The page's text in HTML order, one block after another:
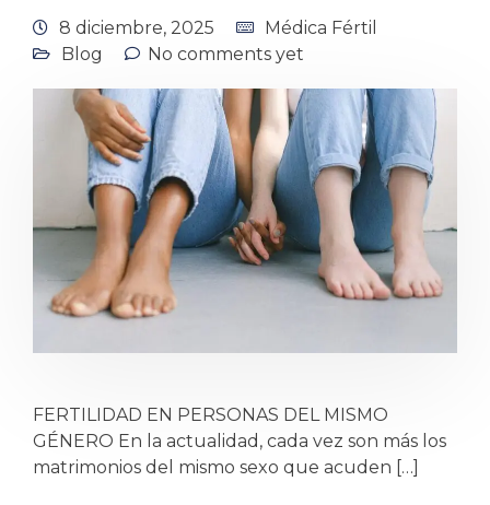
8 diciembre, 2025
Médica Fértil
Blog
No comments yet
FERTILIDAD EN PERSONAS DEL MISMO
GÉNERO En la actualidad, cada vez son más los
matrimonios del mismo sexo que acuden […]